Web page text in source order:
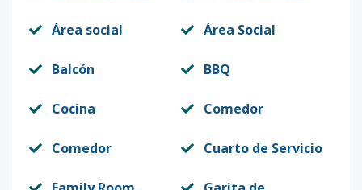
Área social Área Social
Balcón BBQ
Cocina Comedor
Comedor Cuarto de Servicio